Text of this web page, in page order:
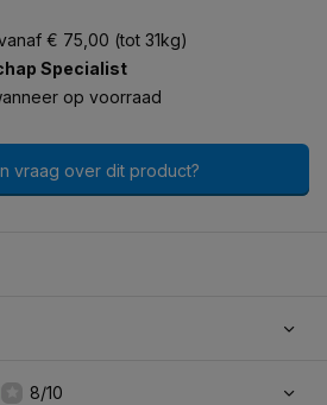
€ 75,00 (tot 31kg)
Specialist
op voorraad
vraag over dit product?
8/10